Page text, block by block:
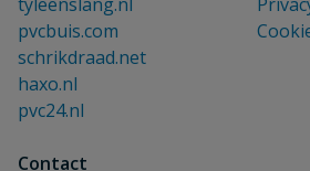
pvcbuis.com
schrikdraad.net
haxo.nl
pvc24.nl
Contact